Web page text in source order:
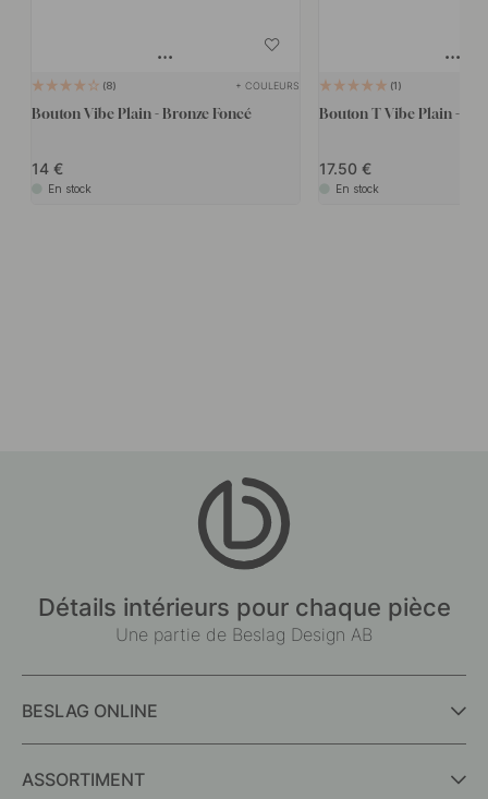
8 + COULEURS
Bouton Vibe Plain - Bronze Foncé
14
En stock
1
Bouton T Vibe Plain -
17.50
En stock
Détails intérieurs pour chaque pièce
Une partie de Beslag Design AB
BESLAG ONLINE
ASSORTIMENT